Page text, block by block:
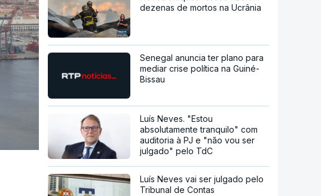
dezenas de mortos na Ucrânia
Senegal anuncia ter plano para
mediar crise política na Guiné-
Bissau
Luís Neves. "Estou
absolutamente tranquilo" com
auditoria à PJ e "não vou ser
julgado" pelo TdC
Luís Neves vai ser julgado pelo
Tribunal de Contas